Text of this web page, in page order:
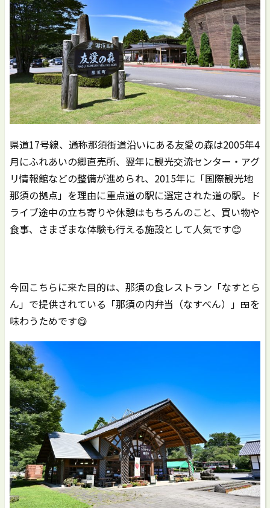
県道17号線、通称那須街道沿いにある友愛の森は2005年4
月にふれあいの郷直売所、翌年に観光交流センター・アグ
リ情報館などの整備が進められ、2015年に「国際観光地
那須の拠点」を理由に重点道の駅に選定された道の駅。ド
ライブ途中の立ち寄りや休憩はもちろんのこと、買い物や
食事、さまざまな体験も行える施設として人気です😊
今回こちらに来た目的は、那須の食レストラン「なすとら
ん」で提供されている「那須の内弁当（なすべん）」🍱を
味わうためです😋